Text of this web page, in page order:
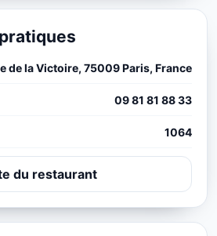
de la Victoire, 75009 Paris, France
09 81 81 88 33
1064
du restaurant